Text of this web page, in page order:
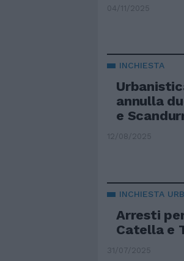
04/11/2025
INCHIESTA
annulla
e
12/08/2025
INCHIESTA
Arresti
Catella e
31/07/2025